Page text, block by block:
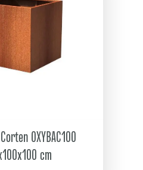
OXYBAC100
cm